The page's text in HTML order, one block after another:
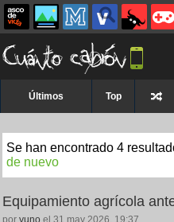
Últimos Top
Se han encontrado 4
de nuevo
Equipamiento agrícola
por yuno el 31 may 2026, 19:37